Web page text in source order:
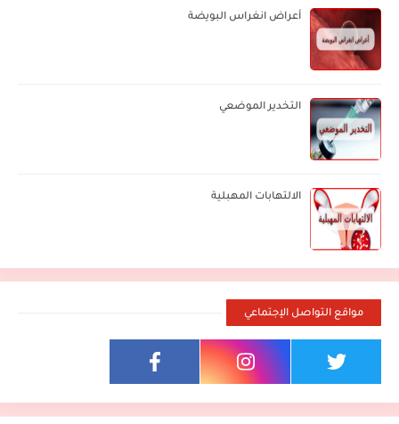
أعراض انغراس البويضة
التخدير الموضعي
الالتهابات المهبلية
مواقع التواصل الإجتماعي